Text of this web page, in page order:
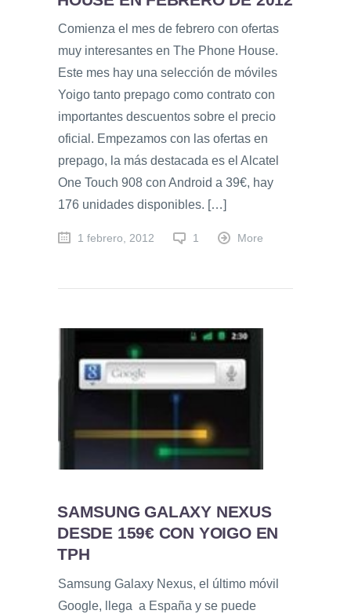
Comienza el mes de febrero con ofertas
muy interesantes en The Phone House.
Este mes hay una selección de móviles
Yoigo tanto prepago como contrato con
importantes descuentos sobre el precio
oficial. Empezamos con las ofertas en
prepago, la más destacada es el Alcatel
One Touch 908 con Android a 39€, hay
176 unidades disponibles. […]
1 febrero, 2012 1 More
SAMSUNG GALAXY NEXUS
DESDE 159€ CON YOIGO EN
TPH
Samsung Galaxy Nexus, el último móvil
Google, llega a España y se puede